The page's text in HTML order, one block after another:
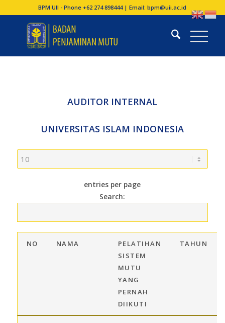
BPM UII - Phone +62 274 898444 | Email:bpm@uii.ac.id
AUDITOR INTERNAL
UNIVERSITAS ISLAM INDONESIA
entries per page
Search:
NO NAMA
PELATIHAN
SISTEM
MUTU
YANG
PERNAH
DIIKUTI
TAHUN